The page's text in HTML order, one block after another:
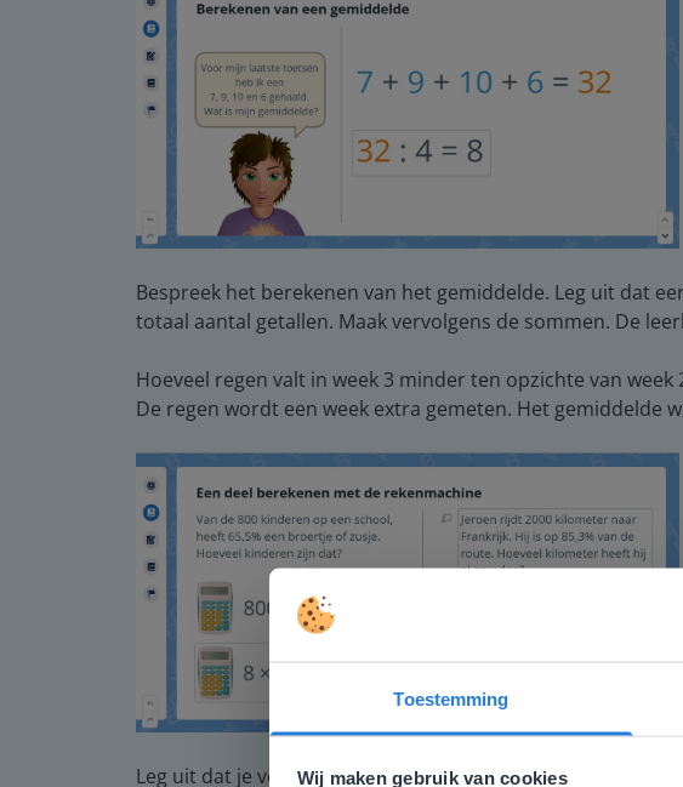
Toestemming
Wij maken gebruik van cookies
Bespreek het berekenen van het gemiddelde. Leg uit dat
totaal aantal getallen. Maak vervolgens de sommen. De
Hoeveel regen valt in week 3 minder ten opzichte van week
De regen wordt een week extra gemeten. Het gemiddelde
Leg uit dat je voor het berekenen van een deel met de
Deze website
Gezien je locatie,